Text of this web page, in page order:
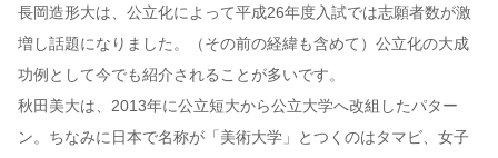
長岡造形大は、公立化によって平成26年度入試では志願者数が激
増し話題になりました。（その前の経緯も含めて）公立化の大成
功例として今でも紹介されることが多いです。
秋田美大は、2013年に公立短大から公立大学へ改組したパター
ン。ちなみに日本で名称が「美術大学」とつくのはタマビ、女子